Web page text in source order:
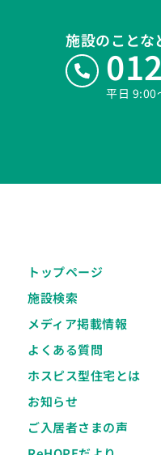
施設のことな
平日 9:00
トップページ
施設検索
メディア掲載情報
よくある質問
ホスピス型住宅とは
お知らせ
ご入居者さまの声